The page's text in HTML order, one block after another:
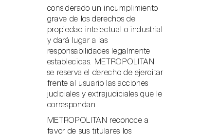
considerado un incumplimiento
grave de los derechos de
propiedad intelectual o industrial
y dará lugar a las
responsabilidades legalmente
establecidas. METROPOLITAN
se reserva el derecho de ejercitar
frente al usuario las acciones
judiciales y extrajudiciales que le
correspondan.
METROPOLITAN reconoce a
favor de sus titulares los